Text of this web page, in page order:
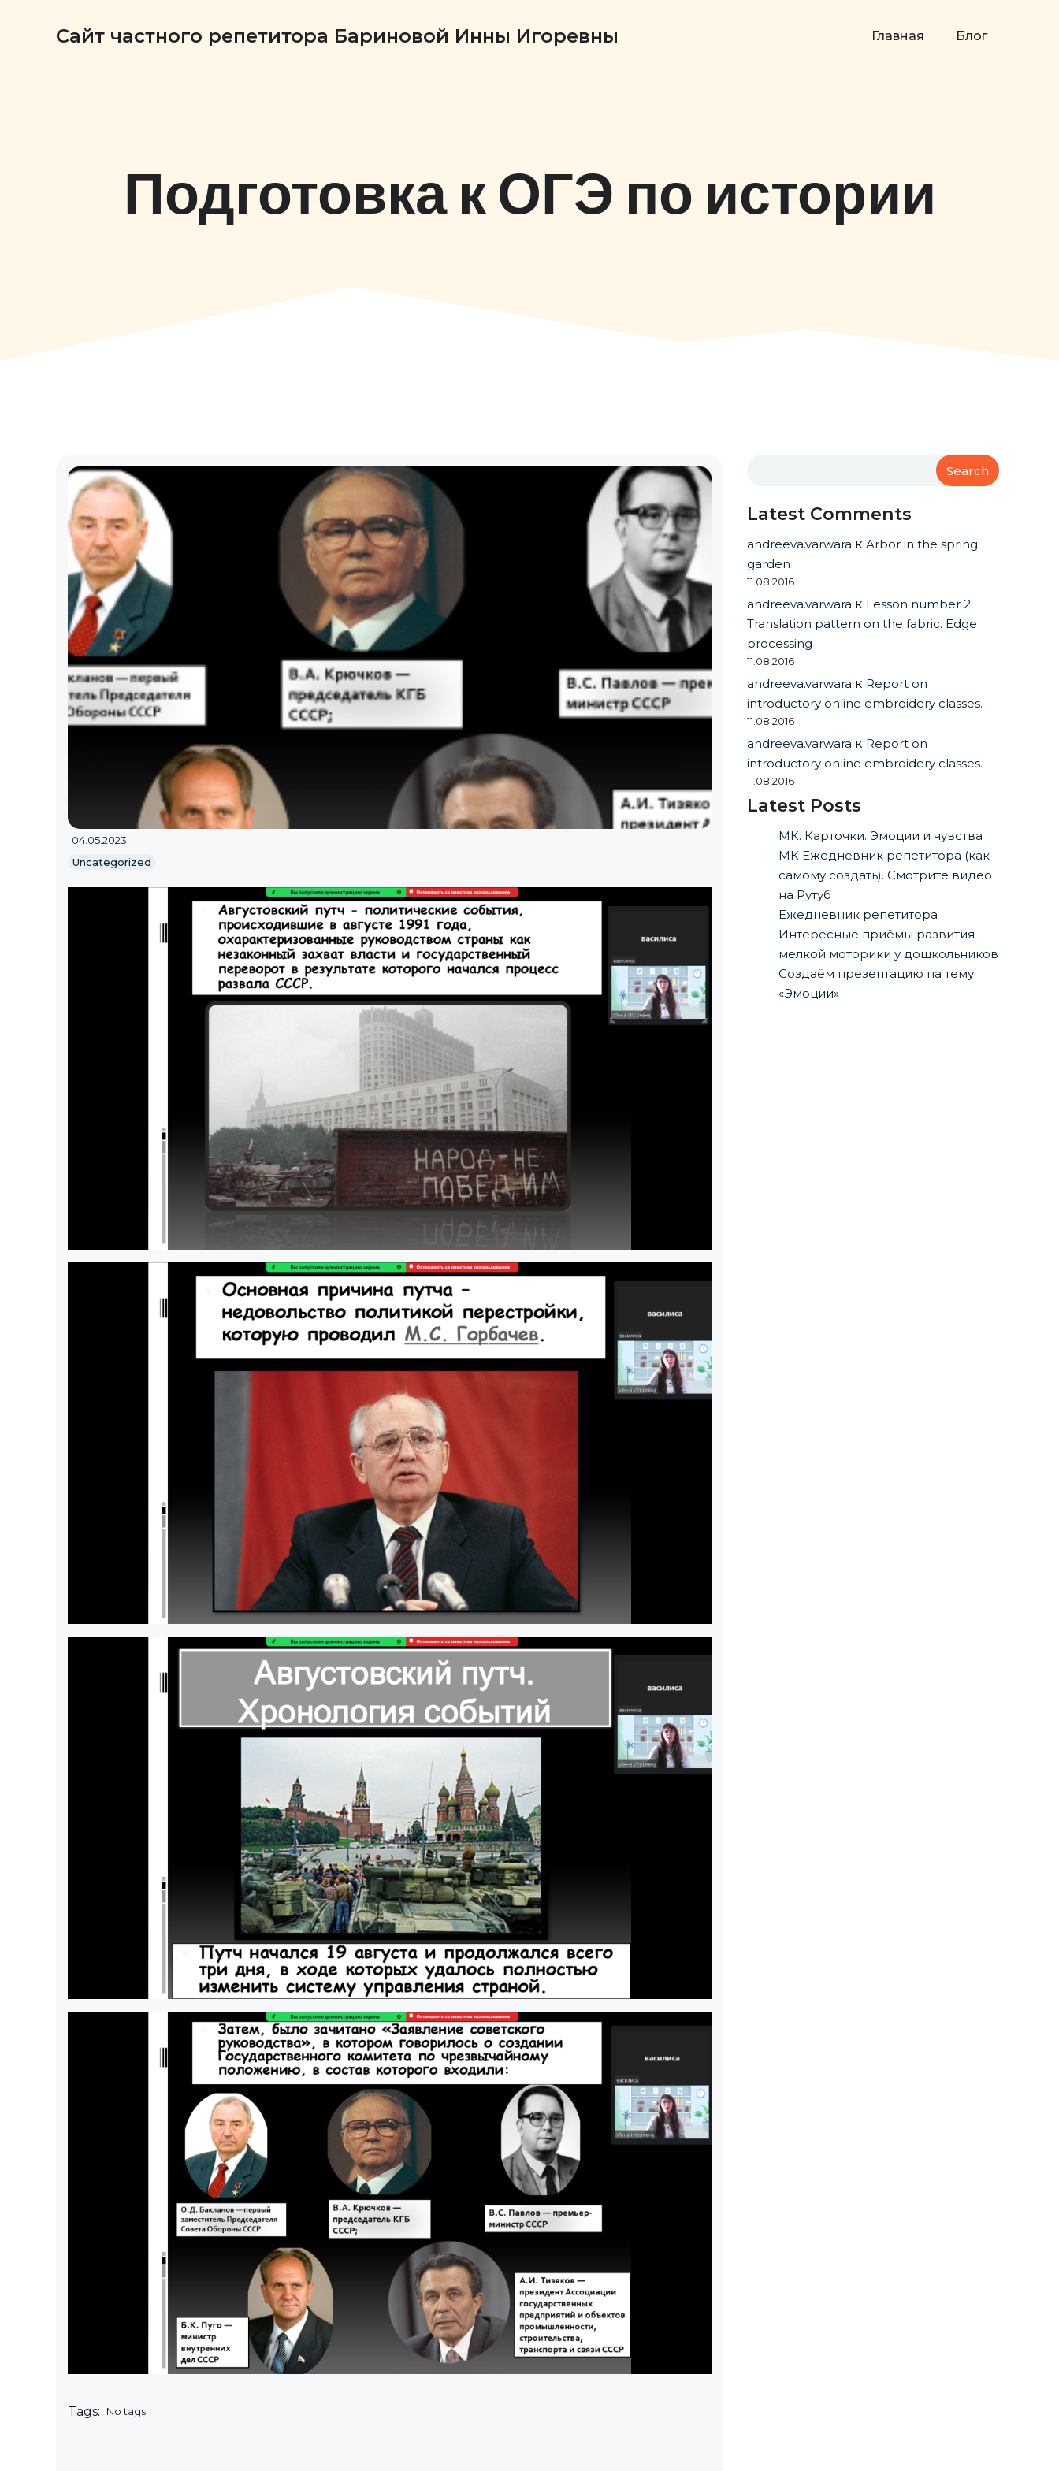
Сайт частного репетитора Бариновой Инны Игоревны Главная Блог
Подготовка к ОГЭ по истории
04.05.2023
Uncategorized
Tags: No tags
Search
Latest Comments
andreeva.varwara кArbor in the spring
garden
11.08.2016
andreeva.varwara к Lesson number 2.
Translation pattern on the fabric. Edge
processing
11.08.2016
andreeva.varwara к Report on
introductory online embroidery classes.
11.08.2016
andreeva.varwara к Report on
introductory online embroidery classes.
11.08.2016
Latest Posts
МК. Карточки. Эмоции и чувства
МК Ежедневник репетитора (как
самому создать). Смотрите видео
на Рутуб
Ежедневник репетитора
Интересные приёмы развития
мелкой моторики у дошкольников
Создаём презентацию на тему
«Эмоции»